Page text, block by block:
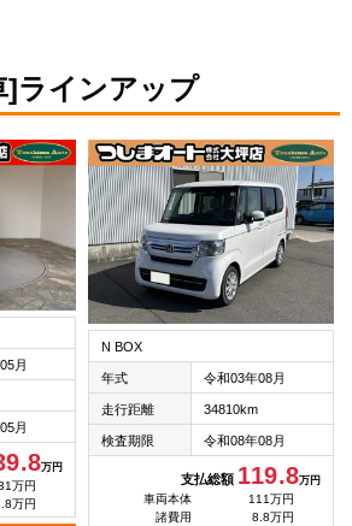
]ラインアップ
月
月
万円
万円
万円
N BOX
年式 令和03年08月
走行距離 34810km
検査期限 令和08年08月
支払総額 119.8万円
車両本体
111万円
諸費用
8.8万円